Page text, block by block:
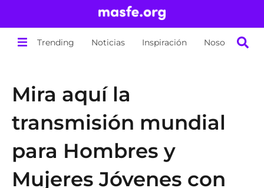
Trending Noticias Inspiración Nosotros
Mira aquí la
transmisión mundial
para Hombres y
Mujeres Jóvenes con